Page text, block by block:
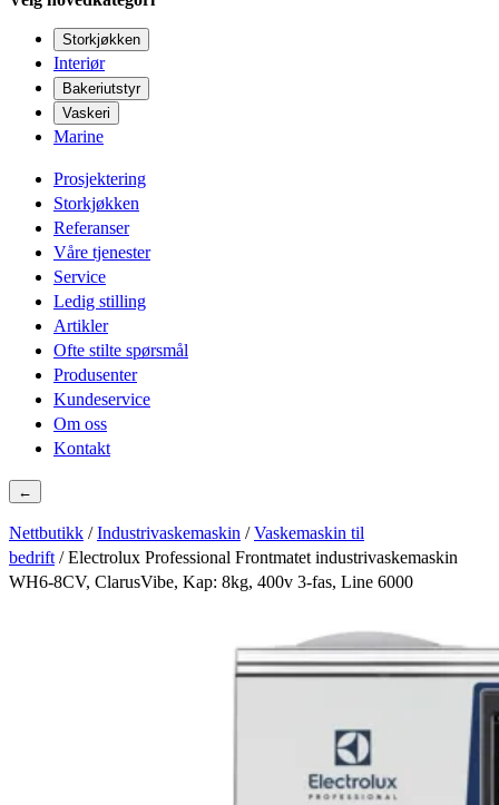
Storkjøkken
Interiør
Bakeriutstyr
Vaskeri
Marine
Prosjektering
Storkjøkken
Referanser
Våre tjenester
Service
Ledig stilling
Artikler
Ofte stilte spørsmål
Produsenter
Kundeservice
Om oss
Kontakt
←
Nettbutikk /Industrivaskemaskin /Vaskemaskin til
bedrift / Electrolux Professional Frontmatet industrivaskemaskin
WH6-8CV, ClarusVibe, Kap: 8kg, 400v 3-fas, Line 6000